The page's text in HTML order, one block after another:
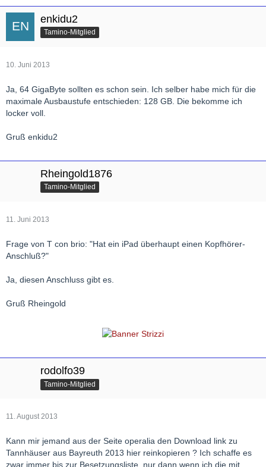
enkidu2
Tamino-Mitglied
10. Juni 2013
Ja, 64 GigaByte sollten es schon sein. Ich selber habe mich für die
maximale Ausbaustufe entschieden: 128 GB. Die bekomme ich
locker voll.
Gruß enkidu2
Rheingold1876
Tamino-Mitglied
11. Juni 2013
Frage von T con brio: "Hat ein iPad überhaupt einen Kopfhörer-
Anschluß?"
Ja, diesen Anschluss gibt es.
Gruß Rheingold
rodolfo39
Tamino-Mitglied
11. August 2013
Kann mir jemand aus der Seite operalia den Download link zu
Tannhäuser aus Bayreuth 2013 hier reinkopieren ? Ich schaffe es
zwar immer bis zur Besetzungsliste, nur dann wenn ich die mit